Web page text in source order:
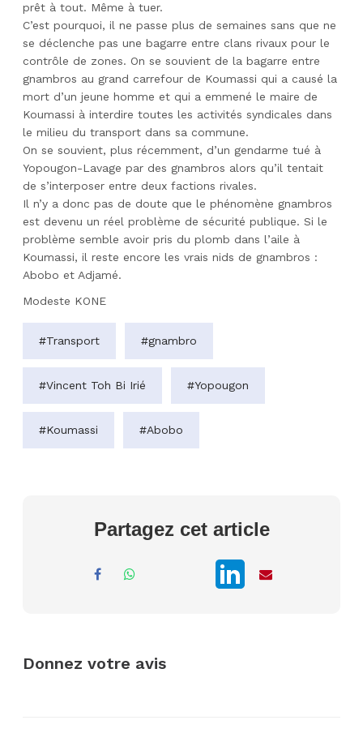
prêt à tout. Même à tuer.
C’est pourquoi, il ne passe plus de semaines sans que ne
se déclenche pas une bagarre entre clans rivaux pour le
contrôle de zones. On se souvient de la bagarre entre
gnambros au grand carrefour de Koumassi qui a causé la
mort d’un jeune homme et qui a emmené le maire de
Koumassi à interdire toutes les activités syndicales dans
le milieu du transport dans sa commune.
On se souvient, plus récemment, d’un gendarme tué à
Yopougon-Lavage par des gnambros alors qu’il tentait
de s’interposer entre deux factions rivales.
Il n’y a donc pas de doute que le phénomène gnambros
est devenu un réel problème de sécurité publique. Si le
problème semble avoir pris du plomb dans l’aile à
Koumassi, il reste encore les vrais nids de gnambros :
Abobo et Adjamé.
Modeste KONE
#Transport #gnambro
#Vincent Toh Bi Irié #Yopougon
#Koumassi #Abobo
Partagez cet article
Donnez votre avis